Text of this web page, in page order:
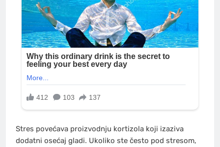
Stres povećava proizvodnju kortizola koji izaziva
dodatni osećaj gladi. Ukoliko ste često pod stresom,